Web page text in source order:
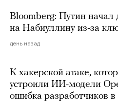
Bloomberg: Путин начал
на Набиуллину из-за
день назад
К хакерской атаке,
устроили ИИ-модели
ошибка разработчиков в